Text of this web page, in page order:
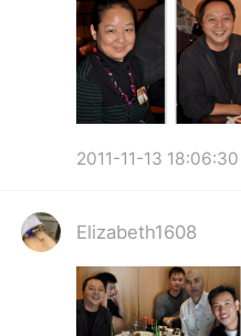
2011-11-13 18:06:30
Elizabeth1608